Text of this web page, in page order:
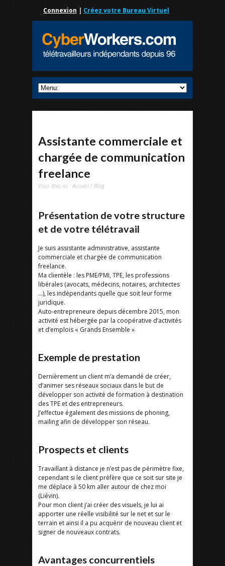
Connexion | Créez votre Bureau Virtuel
Assistante commerciale et
chargée de communication
freelance
Vous êtes ici : Accueil /Blog
Présentation de votre structure
et de votre télétravail
Je suis assistante administrative, assistante
commerciale et chargée de communication
freelance.
Ma clientèle : les PME/PMI, TPE, les professions
libérales (avocats, médecins, notaires, architectes
…), les indépendants quelle que soit leur forme
juridique.
Auto-entrepreneure depuis décembre 2015, mon
activité est hébergée par la coopérative d’activités
et d’emplois « Grands Ensemble »
Exemple de prestation
Dernièrement un client m’a demandé de créer,
d’animer ses réseaux sociaux dans le but de
développer son activité de formation à destination
des TPE et des entrepreneurs.
J’effectue également des missions de phoning,
mailing afin de développer son réseau.
Prospects et clients
Travaillant à distance je n’est pas de périmètre fixe,
cependant si le client préfère que ce soit sur site je
me déplace à 50 km aller autour de chez moi
(Liévin).
Pour mon client j’ai créer des visuels, je lui ai
apporter une réelle visibilité sur le net et sur le
terrain et ainsi il a pu acquérir de nouveau client et
signer de nouveaux contrats.
Avantages concurrentiels